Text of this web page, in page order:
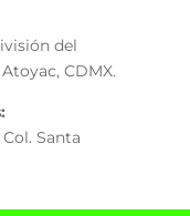
del
CDMX.
Santa